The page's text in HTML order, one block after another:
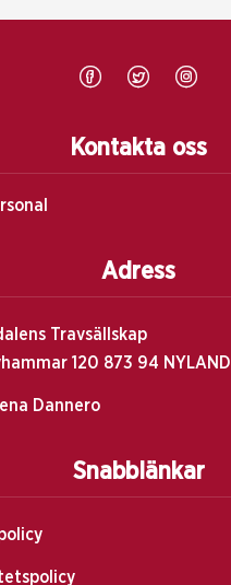
Snabblänkar
Kontakta oss
Adress
Travsällskap
120 873 94 NYLAND
Dannero